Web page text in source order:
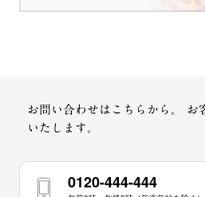
お問い合わせはこちらから。
お
いたします。
0120-444-444